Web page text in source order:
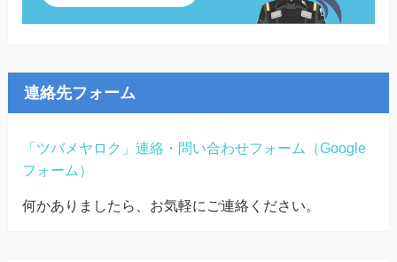
連絡先フォーム
「ツバメヤロク」連絡・問い合わせフォーム（Google
フォーム）
何かありましたら、お気軽にご連絡ください。